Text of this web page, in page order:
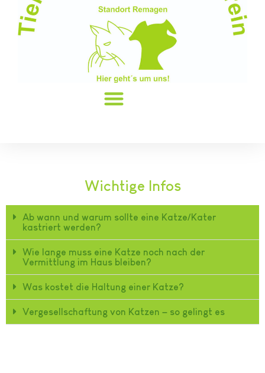
Wichtige Infos
Ab wann und warum sollte eine Katze/Kater
kastriert werden?
Wie lange muss eine Katze noch nach der
Vermittlung im Haus bleiben?
Was kostet die Haltung einer Katze?
Vergesellschaftung von Katzen – so gelingt es